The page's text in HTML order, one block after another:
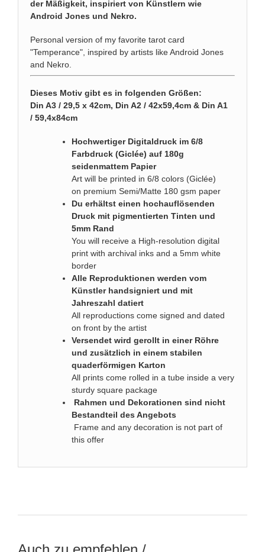
der Mäßigkeit, inspiriert von Künstlern wie
Android Jones und Nekro.
Personal version of my favorite tarot card
"Temperance", inspired by artists like Android Jones
and Nekro.
Dieses Motiv gibt es in folgenden Größen:
Din A3 / 29,5 x 42cm, Din A2 / 42x59,4cm & Din A1
/ 59,4x84cm
Hochwertiger Digitaldruck im 6/8
Farbdruck (Giclée) auf 180g
seidenmattem Papier
Art will be printed in 6/8 colors (Giclée)
on premium Semi/Matte 180 gsm paper
Du erhältst einen hochauflösenden
Druck mit pigmentierten Tinten und
5mm Rand
You will receive a High-resolution digital
print with archival inks and a 5mm white
border
Alle Reproduktionen werden vom
Künstler handsigniert und mit
Jahreszahl datiert
All reproductions come signed and dated
on front by the artist
Versendet wird gerollt in einer Röhre
und zusätzlich in einem stabilen
quaderförmigen Karton
All prints come rolled in a tube inside a very
sturdy square package
Rahmen und Dekorationen sind nicht
Bestandteil des Angebots
Frame and any decoration is not part of
this offer